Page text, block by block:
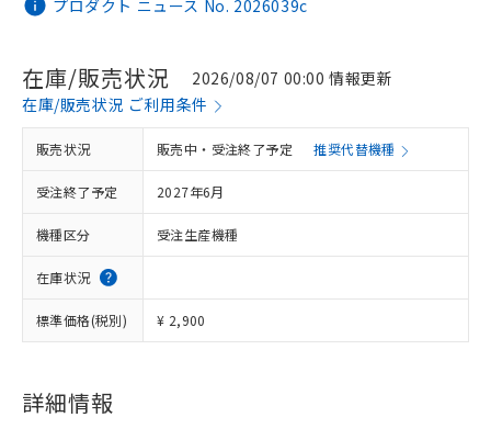
プロダクト ニュース No. 2026039c
在庫/販売状況
2026/08/07 00:00 情報更新
在庫/販売状況 ご利用条件
販売状況 販売中・受注終了予定 推奨代替機種
受注終了予定 2027年6月
機種区分 受注生産機種
在庫状況
標準価格(税別) ¥ 2,900
詳細情報